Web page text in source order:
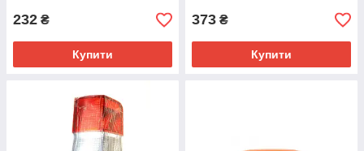
232 ₴
Купити
373 ₴
Купити